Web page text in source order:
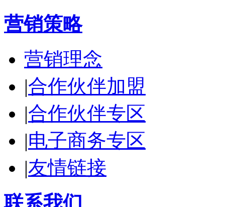
营销策略
营销理念
|合作伙伴加盟
|合作伙伴专区
|电子商务专区
|友情链接
联系我们